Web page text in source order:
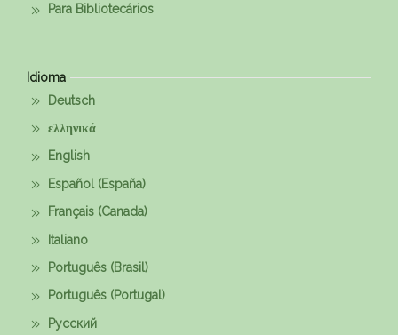
Para Bibliotecários
Idioma
Deutsch
ελληνικά
English
Español (España)
Français (Canada)
Italiano
Português (Brasil)
Português (Portugal)
Русский